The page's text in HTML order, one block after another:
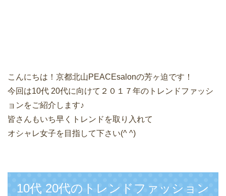
こんにちは！京都北山PEACEsalonの芳ヶ迫です！
今回は10代 20代に向けて２０１７年のトレンドファッシ
ョンをご紹介します♪
皆さんもいち早くトレンドを取り入れて
オシャレ女子を目指して下さい(^ ^)
10代 20代のトレンドファッション